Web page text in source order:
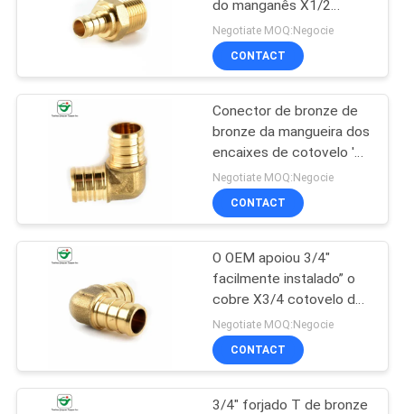
Mini Ball Valve
26
Conector de bronze
da mangueira
25
do manganês X1/2
rosquearam o adaptador
Negotiate MOQ:Negocie
CONTACT
Conector de bronze de
bronze da mangueira dos
encaixes de cotovelo '
X3/4” de CUPC 1/2
Negotiate MOQ:Negocie
CONTACT
O OEM apoiou 3/4"
facilmente instalado” o
cobre X3/4 cotovelo de
90 graus
Negotiate MOQ:Negocie
CONTACT
3/4" forjado T de bronze